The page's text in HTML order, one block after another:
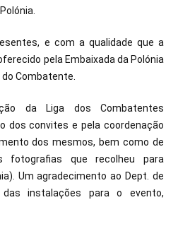
e com a qualidade que a
pela Embaixada da Polónia
Combatente.
da Liga dos Combatentes
dos convites e pela coordenação
dos mesmos, bem como de
fotografias que recolheu para
Um agradecimento ao Dept. de
das instalações para o evento,